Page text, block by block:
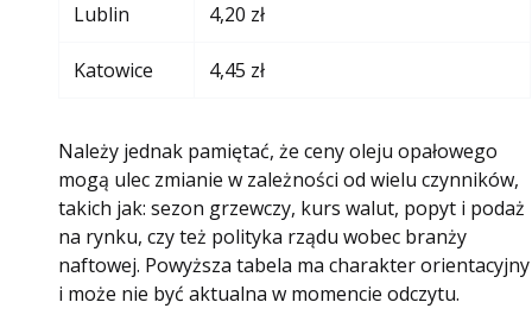
Lublin 4,20 zł
Katowice 4,45 zł
Należy jednak pamiętać, że ceny oleju opałowego
mogą ulec zmianie w zależności od wielu czynników,
takich jak: sezon grzewczy, kurs walut, popyt i podaż
na rynku, czy też polityka rządu wobec branży
naftowej. Powyższa tabela ma charakter orientacyjny
i może nie być aktualna w momencie odczytu.